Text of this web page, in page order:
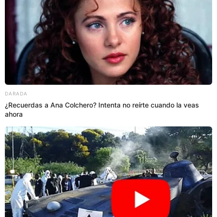
LIMA METROPOLITANA
Prefiero a El Popular en Google